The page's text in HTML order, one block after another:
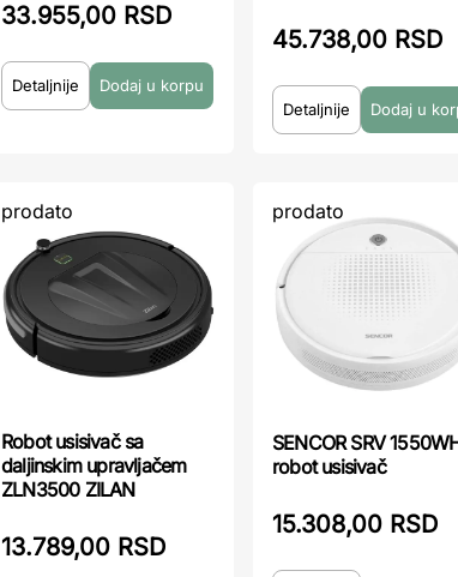
33.955,00 RSD
Detaljnije
45.738,00 RSD
Detaljnije
prodato
Robot usisivač sa
daljinskim upravljačem
ZLN3500 ZILAN
13.789,00 RSD
prodato
SENCOR SRV
robot usisivač
15.308,00 RSD